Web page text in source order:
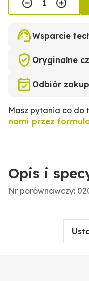
Wsparcie
Oryginalne
Odbiór
Masz pytania co do
nami przez
Opis i
Nr porównawczy: